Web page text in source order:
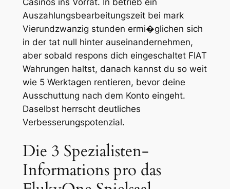
Auszahlungsbearbeitungszeit bei mark
Vierundzwanzig stunden ermi�glichen sich
in der tat null hinter auseinandernehmen,
aber sobald respons dich eingeschaltet FIAT
Wahrungen haltst, danach kannst du so weit
wie 5 Werktagen rentieren, bevor deine
Ausschuttung nach dem Konto eingeht.
Daselbst herrscht deutliches
Verbesserungspotenzial.
Die 3 Spezialisten-
Informations pro das